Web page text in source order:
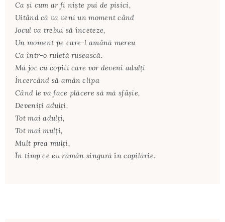
Ca și cum ar fi niște pui de pisici,
Uitând că va veni un moment când
Jocul va trebui să înceteze,
Un moment pe care-l amână mereu
Ca într-o ruletă rusească.
Mă joc cu copiii care vor deveni adulți
Încercând să amân clipa
Când le va face plăcere să mă sfâșie,
Deveniți adulți,
Tot mai adulți,
Tot mai mulți,
Mult prea mulți,
În timp ce eu rămân singură în copilărie.